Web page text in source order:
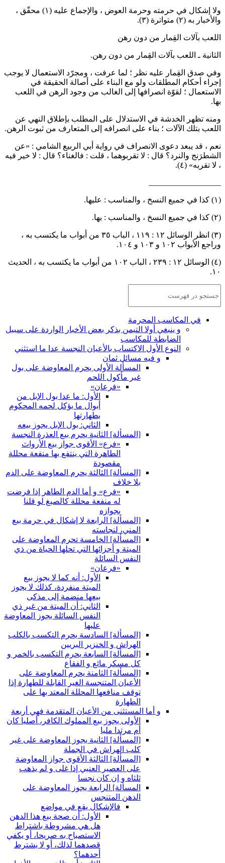
ولا إشكال في حرمته وحرمة العوض ، والإجماع عليه (١)
محقّق ،
والأخبار به (٢) متواترة (٣) .
اللعب بآلات القِمار من دون رهن
الثانية ـ اللعب بآلات القِمار من دون رهن.
وفي صدق القِمار عليه نظر ؛ لما عرفت ، ومجرّد الاستعمال لا يوجب
إجراء أحكام المطلقات ولو مع البناء على أصالة الحقيقة في
الاستعمال ؛ لقوّة انصرافها إلى الغالب من وجود الرهن في اللعب
بها.
ومنه تظهر الخدشة في الاستدلال على المطلب بإطلاق النهي عن
اللعب بتلك الآلات ؛ بناء على انصرافه إلى المتعارف من ثبوت الرهن.
نعم ، قد يبعد دعوى الانصراف في رواية أبي الربيع الشامي : «عن
الشطرَنج والنرد؟ قال : لا تقربوهما ، قلت : فالغناء؟ قال : لا خير فيه
، لا تقربه» (٤)
.
(١) كذا في جميع النسخ ، والمناسب : عليها.
(٢) كذا في جميع النسخ ، والمناسب : بها.
(٣) انظر الوسائل ١٢ : ١١٩ ، الباب ٣٥ من أبواب ما يكتسب به ،
وراجع الأبواب ١٠٢ و ١٠٣ و ١٠٤.
(٤) الوسائل ١٢ : ٢٣٩ ، الباب ١٠٢ من أبواب ما يكتسب به ، الحديث
١٠.
في المكاسب المحرمة
و ينبغي أولا التيمن بذكر بعض الأخبار الواردة على سبيل
الضابطة للمكاسب
النوع الأول الاكتساب بالأعيان النجسة عدا ما استثني
و فيه مسائل ثمان
المسألة الأولى يحرم المعاوضة على بول
غير مأكول اللحم
«فرعان»
الأول: ما عدا بول الإبل من
أبوال ما يؤكل لحمه المحكوم
بطهارتها
الثاني: بول الإبل يجوز بيعه
[المسألة] الثانية يحرم بيع العذرة النجسة
«فرع» الأقوى جواز بيع الأرواث
الطاهرة التي ينتفع بها منفعة محللة
مقصودة
[المسألة] الثالثة يحرم المعاوضة على الدم
بلا خلاف
«فرع» و أما الدم الطاهر إذا فرضت
له منفعة محللة كالصبغ لو قلنا
بجوازه
[المسألة] الرابعة لا إشكال في حرمة بيع
المني، لنجاسته
[المسألة] الخامسة تحرم المعاوضة على
الميتة و أجزائها التي تحلها الحياة من ذي
النفس السائلة
«فرعان»
الأول: أنه كما لا يجوز بيع
الميتة منفردة، كذلك لا يجوز
بيعها منضمة إلى مذكى
الثاني: أن الميتة من غير ذي
النفس السائلة يجوز المعاوضة
عليها
[المسألة] السادسة يحرم التكسب بالكلب
الهراش و الخنزير البريين
[المسألة] السابعة يحرم التكسب بالخمر و
كل مسكر مائع و الفقاع
[المسألة] الثامنة يحرم المعاوضة على
الأعيان المتنجسة الغير القابلة للطهارة إذا
توقف منافعها المحللة المعتد بها على
الطهارة
و أما المستثنى من الأعيان المتقدمة فهي أربعة
الأولى يجوز بيع المملوك الكافر، أصليا كان
أم مرتدا مليا
[المسألة] الثانية يجوز المعاوضة على غير
كلب الهراش في الجملة
[المسألة] الثالثة الأقوى جواز المعاوضة
على العصير العنبي إذا غلى و لم يذهب
ثلثاه و إن كان نجسا
المسألة] الرابعة يجوز المعاوضة على
الدهن المتنجس
فالإشكال يقع في مواضع
الأول: أن صحة بيع هذا الدهن
هل هي مشروطة باشتراط
الاستصباح به صريحا، أو يكفي
قصدهما لذلك، أو لا يشترط
أحدهما؟